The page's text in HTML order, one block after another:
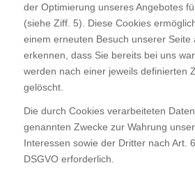
der Optimierung unseres Angebotes
(siehe Ziff. 5). Diese Cookies
einem erneuten Besuch unserer Seite
erkennen, dass Sie bereits bei uns
werden nach einer jeweils definierten
gelöscht.
Die durch Cookies verarbeiteten
genannten Zwecke zur Wahrung
Interessen sowie der Dritter nach Art.
DSGVO erforderlich.